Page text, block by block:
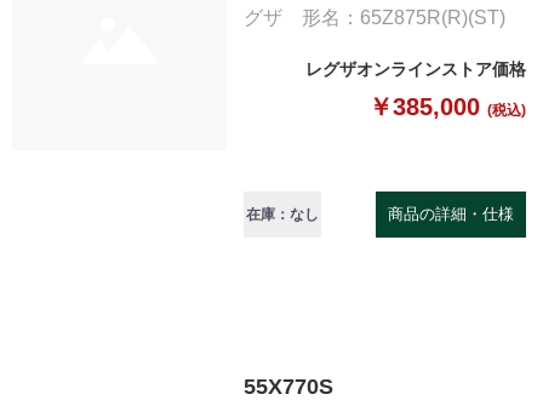
グザ 形名：65Z875R(R)(ST)
レグザオンラインストア価格
￥385,000 (税込)
在庫：なし 商品の詳細・仕様
55X770S